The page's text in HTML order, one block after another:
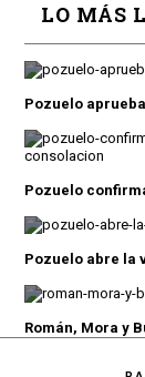
LO MÁS
Pozuelo
Pozuelo
Pozuelo abre la
Román, Mora y